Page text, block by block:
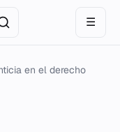
☰
en el derecho